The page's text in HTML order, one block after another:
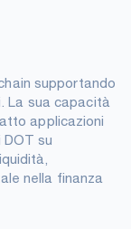
supportando
La sua capacità
applicazioni
su
nella finanza